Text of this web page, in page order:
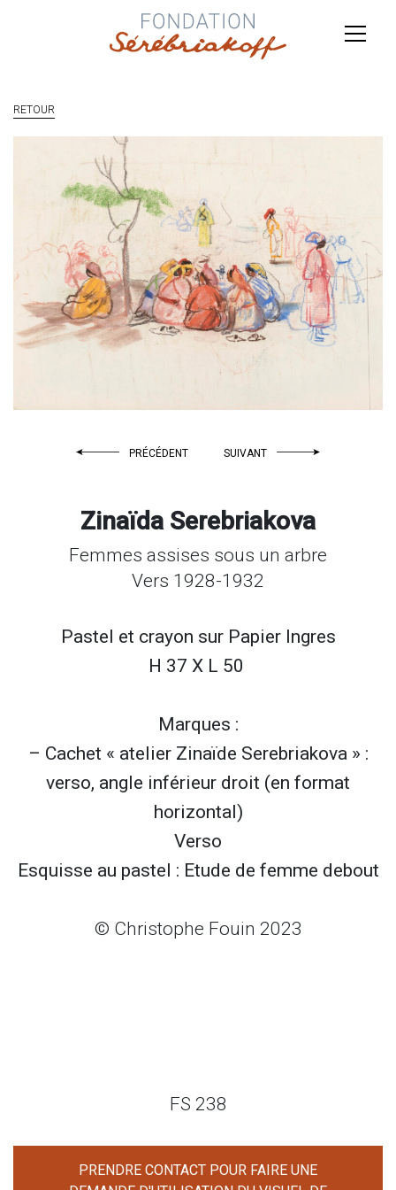
RETOUR
PRÉCÉDENT SUIVANT
Zinaïda Serebriakova
Femmes assises sous un arbre
Vers 1928-1932
Pastel et crayon sur Papier Ingres
H 37 X L 50
Marques :
– Cachet « atelier Zinaïde Serebriakova » :
verso, angle inférieur droit (en format
horizontal)
Verso
Esquisse au pastel : Etude de femme debout
© Christophe Fouin 2023
FS 238
PRENDRE CONTACT POUR FAIRE UNE